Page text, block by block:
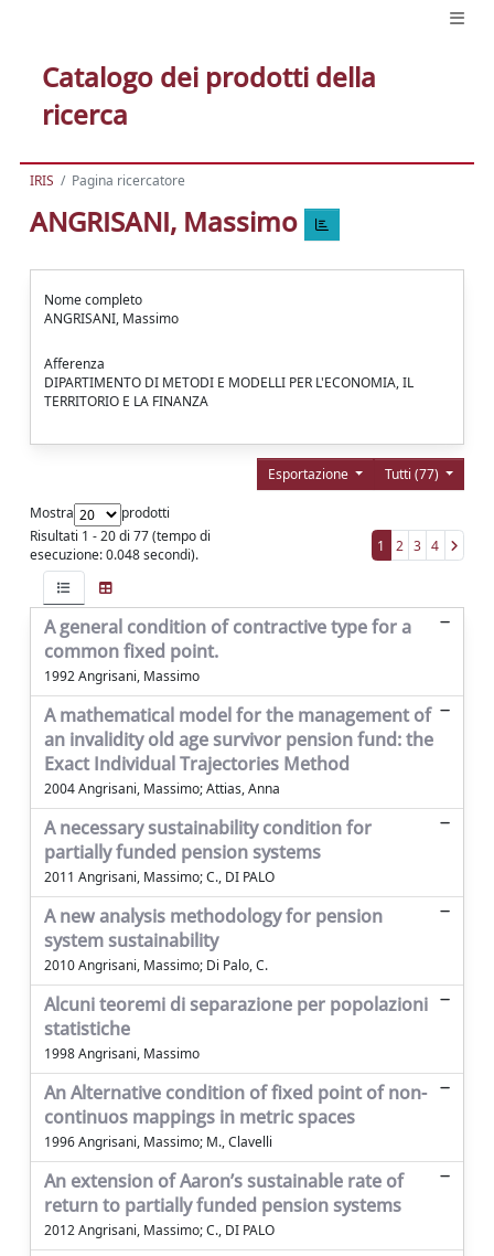
Catalogo dei prodotti della
ricerca
IRIS Pagina ricercatore
ANGRISANI, Massimo
Nome completo
ANGRISANI, Massimo
Afferenza
DIPARTIMENTO DI METODI E MODELLI PER L'ECONOMIA, IL
TERRITORIO E LA FINANZA
Tutti (77)
Esportazione
Mostra
prodotti
Risultati 1 - 20 di 77 (tempo di
esecuzione: 0.048 secondi).
1 2 3 4
A general condition of contractive type for a
common fixed point.
1992 Angrisani, Massimo
A mathematical model for the management of
an invalidity old age survivor pension fund: the
Exact Individual Trajectories Method
2004 Angrisani, Massimo; Attias, Anna
A necessary sustainability condition for
partially funded pension systems
2011 Angrisani, Massimo; C., DI PALO
A new analysis methodology for pension
system sustainability
2010 Angrisani, Massimo; Di Palo, C.
Alcuni teoremi di separazione per popolazioni
statistiche
1998 Angrisani, Massimo
An Alternative condition of fixed point of non-
continuos mappings in metric spaces
1996 Angrisani, Massimo; M., Clavelli
An extension of Aaron’s sustainable rate of
return to partially funded pension systems
2012 Angrisani, Massimo; C., DI PALO